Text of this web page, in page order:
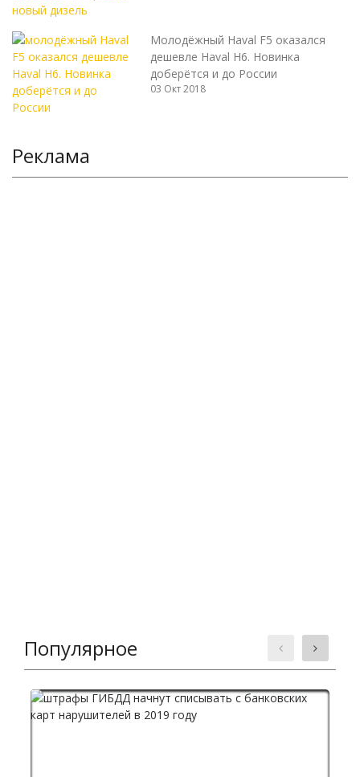
Молодёжный Haval F5 оказался
дешевле Haval H6. Новинка
доберётся и до России
03 Окт 2018
Реклама
Популярное